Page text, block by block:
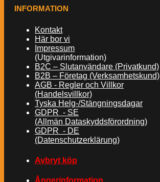
INFORMATION
Kontakt
Här bor vi
Impressum
(Utgivarinformation)
B2C – Slutanvändare (Privatkund)
B2B – Företag (Verksamhetskund)
AGB - Regler och Villkor
(Handelsvillkor)
Tyska Helg-/Stängningsdagar
GDPR - SE
(Allmän Dataskyddsförordning)
GDPR - DE
(Datenschutzerklärung)
Avbryt köp
Ångerinformation